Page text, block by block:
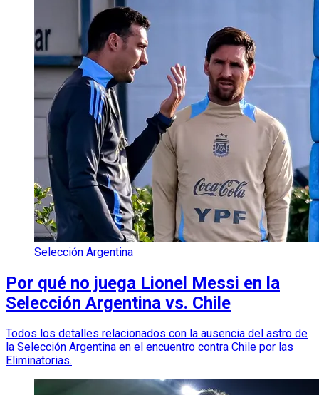
Selección Argentina
Por qué no juega Lionel Messi en la
Selección Argentina vs. Chile
Todos los detalles relacionados con la ausencia del astro de
la Selección Argentina en el encuentro contra Chile por las
Eliminatorias.